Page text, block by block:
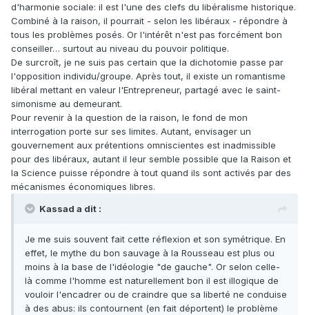
d'harmonie sociale: il est l'une des clefs du libéralisme historique.
Combiné à la raison, il pourrait - selon les libéraux - répondre à
tous les problèmes posés. Or l'intérêt n'est pas forcément bon
conseiller… surtout au niveau du pouvoir politique.
De surcroît, je ne suis pas certain que la dichotomie passe par
l'opposition individu/groupe. Après tout, il existe un romantisme
libéral mettant en valeur l'Entrepreneur, partagé avec le saint-
simonisme au demeurant.
Pour revenir à la question de la raison, le fond de mon
interrogation porte sur ses limites. Autant, envisager un
gouvernement aux prétentions omniscientes est inadmissible
pour des libéraux, autant il leur semble possible que la Raison et
la Science puisse répondre à tout quand ils sont activés par des
mécanismes économiques libres.
Kassad a dit :
Je me suis souvent fait cette réflexion et son symétrique. En
effet, le mythe du bon sauvage à la Rousseau est plus ou
moins à la base de l'idéologie "de gauche". Or selon celle-
là comme l'homme est naturellement bon il est illogique de
vouloir l'encadrer ou de craindre que sa liberté ne conduise
à des abus: ils contournent (en fait déportent) le problème